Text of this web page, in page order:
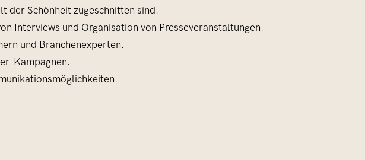
der Schönheit zugeschnitten sind.
Interviews und Organisation von Presseveranstaltungen.
und Branchenexperten.
Kampagnen.